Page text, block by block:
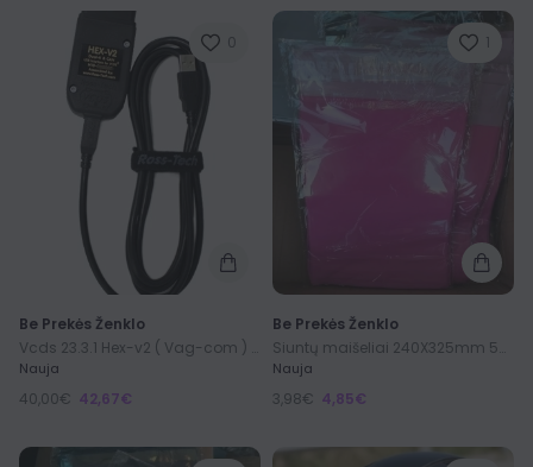
0
Be Prekės Ženklo
Nauja
40,00€ 42,67€
1
Be Prekės Ženklo
Nauja
3,98€ 4,85€